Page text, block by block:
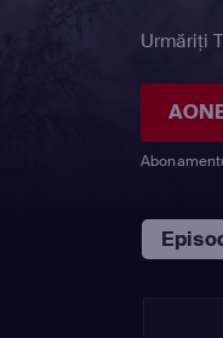
Urmăriți